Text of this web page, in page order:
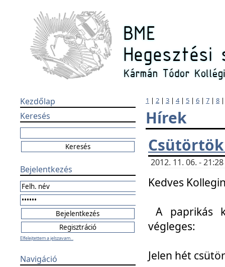
Kezdőlap
Keresés
Bejelentkezés
Elfelejtettem a jelszavam...
Navigáció
1 | 2 | 3 | 4| 5 | 6 | 7 | 8
Hírek
2012. 11. 06. -
Kedves
A paprikás
végleges:
Jelen hét